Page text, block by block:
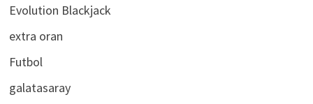
Evolution Blackjack
extra oran
Futbol
galatasaray